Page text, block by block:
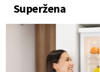
Superžena